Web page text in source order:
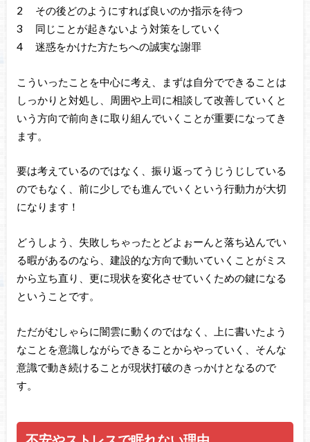
2 その後どのようにすれば良いのか指示を待つ
3 同じことが起きないよう対策をしていく
4 迷惑をかけた方たちへの誠実な謝罪
こういったことを中心に考え、まずは自分でできることは
しっかりと対処し、周囲や上司に相談して改善していくと
いう方向で前向きに取り組んでいくことが重要になってき
ます。
要は考えているのではなく、振り返ってうじうじしている
のでもなく、前に少しでも進んでいくという行動力が大切
になります！
どうしよう、失敗しちゃったとどよぉーんと落ち込んでい
る暇があるのなら、建設的な方向で動いていくことがミス
から立ち直り、更に現状を変化させていくための鍵になる
ということです。
ただがむしゃらに闇雲に動くのではなく、上に書いたよう
なことを意識しながらできることからやっていく、そんな
意識で動き続けることが現状打破のきっかけとなるので
す。